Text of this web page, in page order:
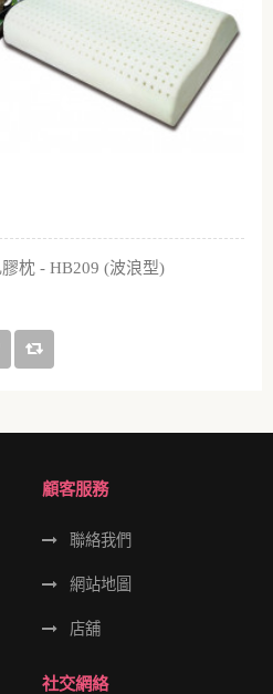
枕 - HB209 (波浪型)
顧客服務
聯絡我們
網站地圖
店舖
社交網絡